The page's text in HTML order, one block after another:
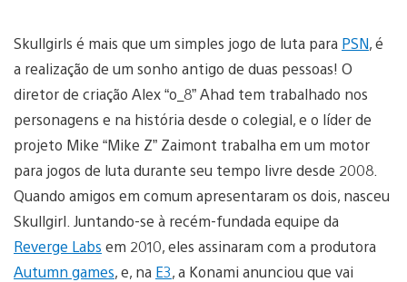
Skullgirls é mais que um simples jogo de luta para PSN, é
a realização de um sonho antigo de duas pessoas! O
diretor de criação Alex “o_8” Ahad tem trabalhado nos
personagens e na história desde o colegial, e o líder de
projeto Mike “Mike Z” Zaimont trabalha em um motor
para jogos de luta durante seu tempo livre desde 2008.
Quando amigos em comum apresentaram os dois, nasceu
Skullgirl. Juntando-se à recém-fundada equipe da
Reverge Labs em 2010, eles assinaram com a produtora
Autumn games, e, na E3, a Konami anunciou que vai